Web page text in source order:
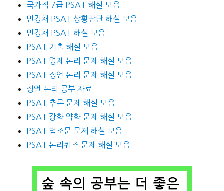
국가직 7급 PSAT 해설 모음
민경채 PSAT 상황판단 해설 모음
민경채 PSAT 해설 모음
PSAT 기출 해설 모음
PSAT 명제 논리 문제 해설 모음
PSAT 정언 논리 문제 해설 모음
정언 논리 공부 자료
PSAT 추론 문제 해설 모음
PSAT 강화 약화 문제 해설 모음
PSAT 법조문 문제 해설 모음
PSAT 논리퀴즈 문제 해설 모음